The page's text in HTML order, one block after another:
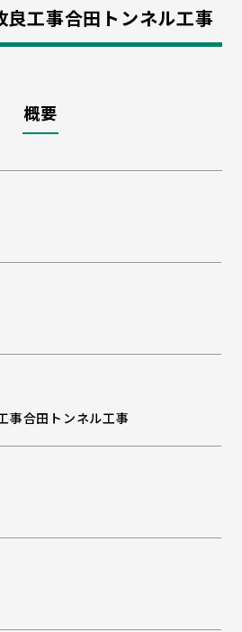
良工事合田トンネル工事
概要
事合田トンネル工事